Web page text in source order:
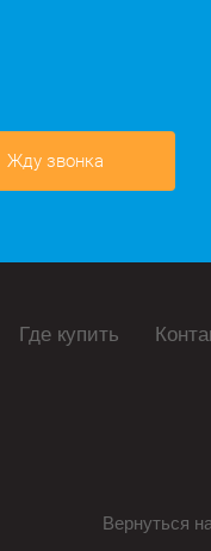
Жду звонка
Где купить
Вернуться